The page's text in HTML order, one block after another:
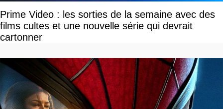
Prime Video : les sorties de la semaine avec des
films cultes et une nouvelle série qui devrait
cartonner